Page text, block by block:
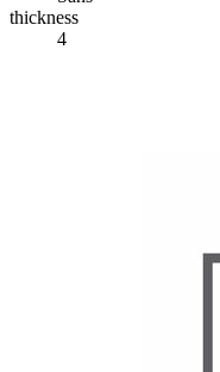
thickness
4